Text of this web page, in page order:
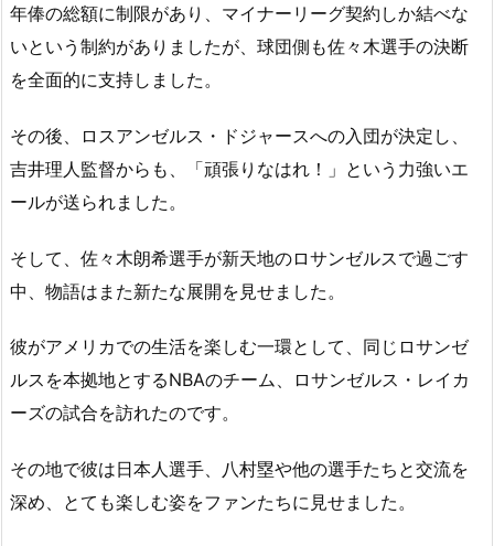
年俸の総額に制限があり、マイナーリーグ契約しか結べな
いという制約がありましたが、球団側も佐々木選手の決断
を全面的に支持しました。
その後、ロスアンゼルス・ドジャースへの入団が決定し、
吉井理人監督からも、「頑張りなはれ！」という力強いエ
ールが送られました。
そして、佐々木朗希選手が新天地のロサンゼルスで過ごす
中、物語はまた新たな展開を見せました。
彼がアメリカでの生活を楽しむ一環として、同じロサンゼ
ルスを本拠地とするNBAのチーム、ロサンゼルス・レイカ
ーズの試合を訪れたのです。
その地で彼は日本人選手、八村塁や他の選手たちと交流を
深め、とても楽しむ姿をファンたちに見せました。